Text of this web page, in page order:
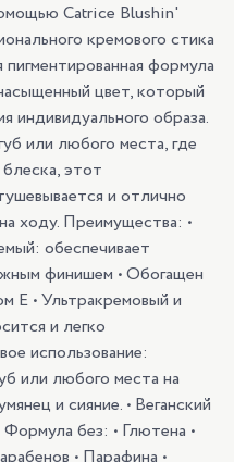
Catrice Blushin'
кремового стика
формула
цвет, который
индивидуального образа.
или любого места, где
этот
и отлично
ходу. Преимущества: •
обеспечивает
финишем • Обогащен
E • Ультракремовый и
и легко
использование:
или любого места на
и сияние. • Веганский
без: • Глютена •